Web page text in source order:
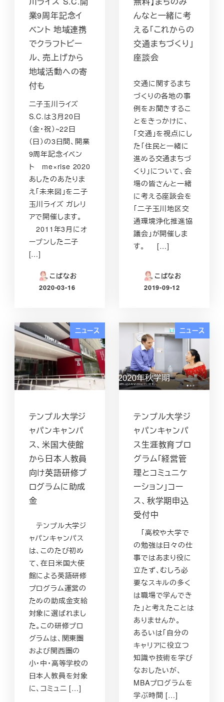
業9周年記念イ
ベント 地域連携
でクラフトビー
ル、売上げから
地域活動への寄
付も
二子玉川ライズ
S.C.は３月20日
（金・祝）~22日
（日）の3日間、開業
9周年記念イベン
ト me×rise 2020
あしたのあたりま
え「未来図」を二子
玉川ライズ ガレリ
アで開催します。
2011年3月にオ
ープンした二子
[…]
こばなお
投稿日
2020-03-16
んなと一緒に考
える「これからの
交通まちづくり」
座談会
交通に関するまち
づくりの各地の事
例をお聞きするこ
とをきっかけに、
「交通」を視点にし
た「住民と一緒に
進める交通まちづ
くり」について、会
場の皆さんと一緒
に考える座談会を
「二子玉川地区交
通環境浄化推進協
議会」が開催しま
す。 […]
こばなお
投稿日
2019-09-12
ニュース
テンプル大学ジ
ャパンキャンパ
ス、米国大使館
から日本人教員
向け英語研修プ
ログラムに助成
金
テンプル大学ジ
ャパンキャンパス
は、このたび初め
て、在日米国大使
館による英語研修
プログラム運営の
ための助成金支給
対象に選ばれまし
た。この研修プロ
グラムは、関東圏
および関西圏の
小・中・高等学校の
日本人教員を対象
に、コミュニ […]
ニュース
テンプル大学ジ
ャパンキャンパ
ス生涯教育プロ
グラム「経営管
理とコミュニケ
ーション」コー
ス、秋学期申込
受付中
「高校や大学で
の勉強は日々の仕
事ではあまり役に
立たず、むしろ必
要なスキルの多く
は職場で学んでき
た」と考えたことは
ありませんか。
あるいは「自分の
キャリアに役立つ
知識や技術を学び
なおしたいが、
MBAプログラムを
学ぶ時間 […]